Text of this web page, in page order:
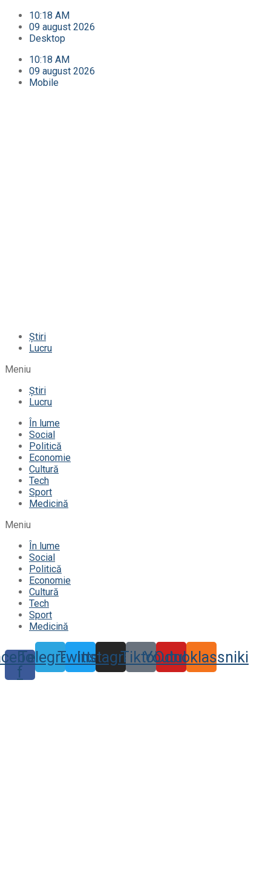
10:18 AM
09 august 2026
Desktop
10:18 AM
09 august 2026
Mobile
Știri
Lucru
Meniu
Știri
Lucru
În lume
Social
Politică
Economie
Cultură
Tech
Sport
Medicină
Meniu
În lume
Social
Politică
Economie
Cultură
Tech
Sport
Medicină
f
TelegramTwitter
Instagram
TiktokYoutube
Odnoklassniki